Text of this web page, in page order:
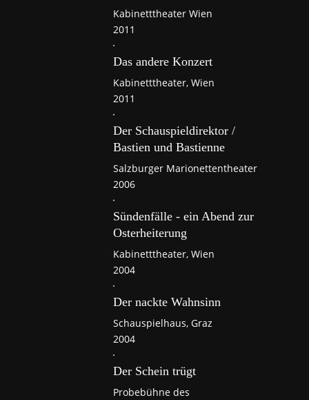
Kabinetttheater Wien
2011
Das andere Konzert
Kabinetttheater, Wien
2011
Der Schauspieldirektor /
Bastien und Bastienne
Salzburger Marionettentheater
2006
Sündenfälle - ein Abend zur
Osterheiterung
Kabinetttheater, Wien
2004
Der nackte Wahnsinn
Schauspielhaus, Graz
2004
Der Schein trügt
Probebühne des